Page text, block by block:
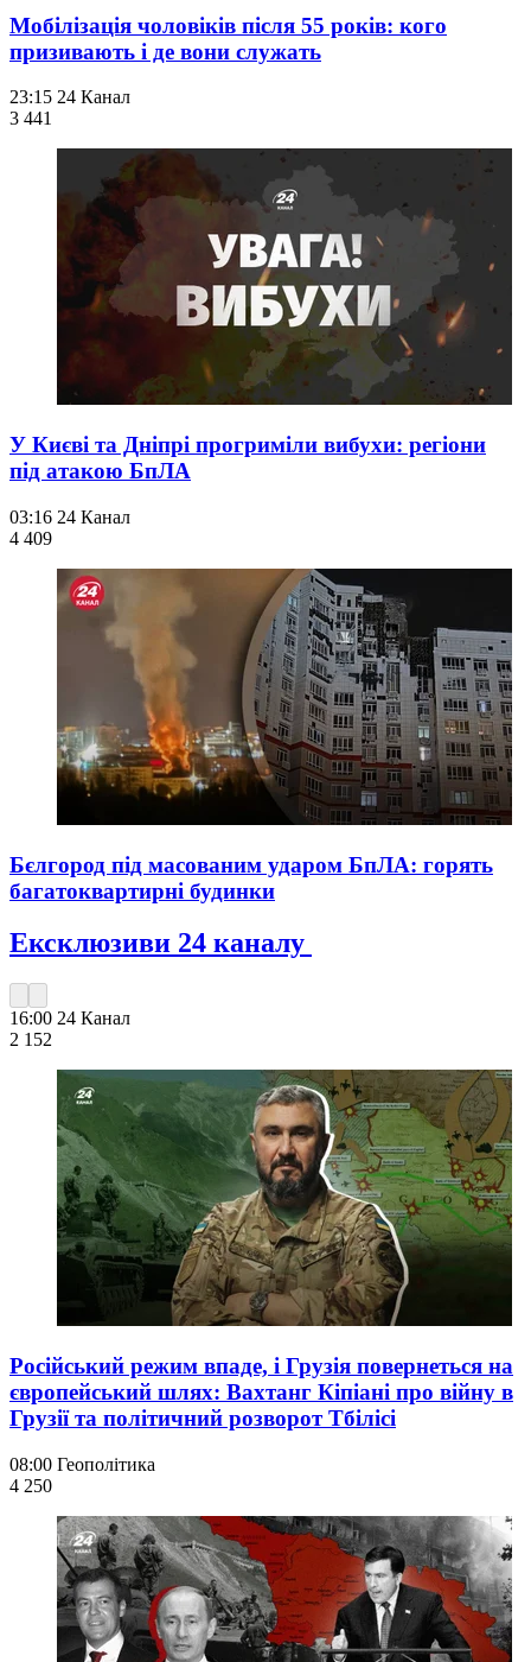
Мобілізація чоловіків після 55 років: кого
призивають і де вони служать
23:15 24 Канал
3 441
У Києві та Дніпрі прогриміли вибухи: регіони
під атакою БпЛА
03:16 24 Канал
4 409
Бєлгород під масованим ударом БпЛА: горять
багатоквартирні будинки
Ексклюзиви 24 каналу
16:00 24 Канал
2 152
Російський режим впаде, і Грузія повернеться на
європейський шлях: Вахтанг Кіпіані про війну в
Грузії та політичний розворот Тбілісі
08:00 Геополітика
4 250